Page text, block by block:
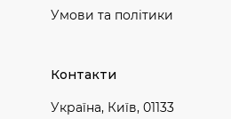
Контакти
Україна, Київ, 01133
Умови та політики